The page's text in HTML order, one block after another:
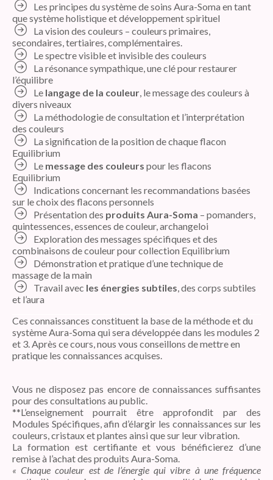
Les principes du système de soins Aura-Soma en tant
que système holistique et développement spirituel
La vision des couleurs – couleurs primaires,
secondaires, tertiaires, complémentaires.
Le spectre visible et invisible des couleurs
La résonance sympathique, une clé pour restaurer
l’équilibre
Le langage de la couleur, le message des couleurs à
divers niveaux
La méthodologie de consultation et l’interprétation
des couleurs
La signification de la position de chaque flacon
Equilibrium
Le message des couleurs pour les flacons
Equilibrium
Indications concernant les recommandations basées
sur le choix des flacons personnels
Présentation des produits Aura-Soma – pomanders,
quintessences, essences de couleur, archangeloi
Exploration des messages spécifiques et des
combinaisons de couleur pour collection Equilibrium
Démonstration et pratique d’une technique de
massage de la main
Travail avec les énergies subtiles, des corps subtiles
et l’aura
Ces connaissances constituent la base de la méthode et du
système Aura-Soma qui sera développée dans les modules 2
et 3. Après ce cours, nous vous conseillons de mettre en
pratique les connaissances acquises.
Vous ne disposez pas encore de connaissances suffisantes
pour des consultations au public.
**L’enseignement pourrait être approfondit par des
Modules Spécifiques, afin d’élargir les connaissances sur les
couleurs, cristaux et plantes ainsi que sur leur vibration.
La formation est certifiante et vous bénéficierez d’une
remise à l’achat des produits Aura-Soma.
« Chaque couleur est de l’énergie qui vibre à une fréquence